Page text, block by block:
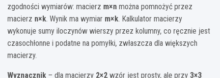
zgodności wymiarów: macierz m×n można pomnożyć przez
macierz n×k. Wynik ma wymiar m×k. Kalkulator macierzy
wykonuje sumy iloczynów wierszy przez kolumny, co ręcznie jest
czasochłonne i podatne na pomyłki, zwłaszcza dla większych
macierzy.
Wyznacznik – dla macierzy 2×2 wzór jest prosty, ale przy 3×3